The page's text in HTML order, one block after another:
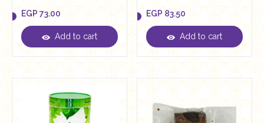
EGP 73.00
EGP 73.00
Add to cart EGP 83.50
EGP 83.50
Add to cart